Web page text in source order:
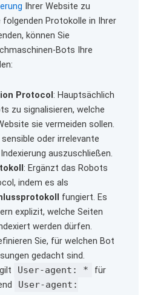
Ihrer Website zu
folgenden Protokolle in Ihrer
können Sie
Bots Ihre
Protocol: Hauptsächlich
zu signalisieren, welche
sie vermeiden sollen.
oder irrelevante
auszuschließen.
: Ergänzt das Robots
indem es als
fungiert. Es
explizit, welche Seiten
werden dürfen.
Sie, für welchen Bot
gedacht sind.
User-agent: *
für
User-agent: